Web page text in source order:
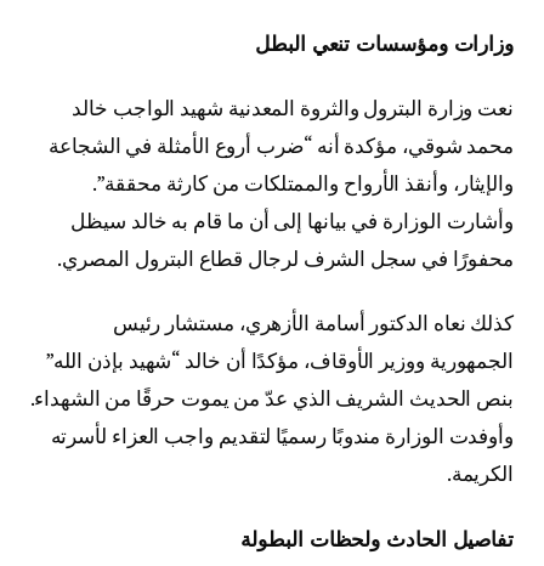
وزارات ومؤسسات تنعي البطل
نعت وزارة البترول والثروة المعدنية شهيد الواجب خالد
محمد شوقي، مؤكدة أنه “ضرب أروع الأمثلة في الشجاعة
والإيثار، وأنقذ الأرواح والممتلكات من كارثة محققة”.
وأشارت الوزارة في بيانها إلى أن ما قام به خالد سيظل
محفورًا في سجل الشرف لرجال قطاع البترول المصري.
كذلك نعاه الدكتور أسامة الأزهري، مستشار رئيس
الجمهورية ووزير الأوقاف، مؤكدًا أن خالد “شهيد بإذن الله”
بنص الحديث الشريف الذي عدّ من يموت حرقًا من الشهداء.
وأوفدت الوزارة مندوبًا رسميًا لتقديم واجب العزاء لأسرته
الكريمة.
تفاصيل الحادث ولحظات البطولة